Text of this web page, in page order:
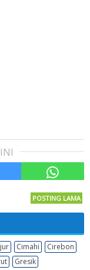
POSTING LAMA
Cimahi
Cirebon
Gresik